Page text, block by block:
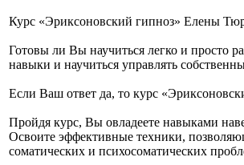
Курс «Эриксоновский гипноз» Елены
Готовы ли Вы научиться легко и просто
навыки и научиться управлять
Если Ваш ответ да, то курс
Пройдя курс, Вы овладеете навыками
Освоите эффективные техники,
соматических и психосоматических